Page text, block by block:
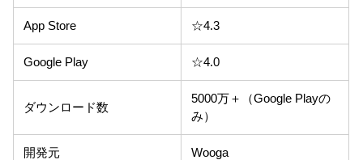
App Store ☆4.3
Google Play ☆4.0
ダウンロード数
5000万＋（Google Playの
み）
開発元 Wooga